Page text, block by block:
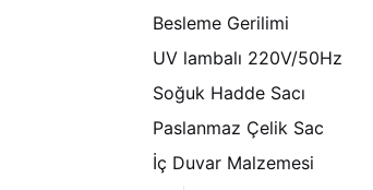
Besleme Gerilimi
UV lambalı 220V/50Hz
Soğuk Hadde Sacı
Paslanmaz Çelik Sac
İç Duvar Malzemesi